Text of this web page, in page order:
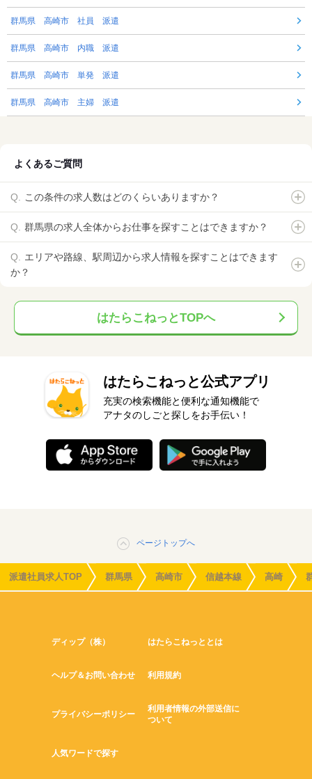
群馬県 高崎市 社員 派遣
群馬県 高崎市 内職 派遣
群馬県 高崎市 単発 派遣
群馬県 高崎市 主婦 派遣
よくあるご質問
この条件の求人数はどのくらいありますか？
群馬県の求人全体からお仕事を探すことはできますか？
エリアや路線、駅周辺から求人情報を探すことはできます
か？
はたらこねっとTOPへ
はたらこねっと公式アプリ
充実の検索機能と便利な通知機能で
アナタのしごと探しをお手伝い！
ページトップへ
派遣社員求人TOP 群馬県 高崎市 信越本線 高崎
ディップ（株） はたらこねっととは
ヘルプ＆お問い合わせ 利用規約
プライバシーポリシー
利用者情報の外部送信に
ついて
人気ワードで探す